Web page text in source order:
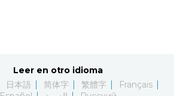
Русский
Leer en otro idioma
日本語 简体字 繁體字
Français